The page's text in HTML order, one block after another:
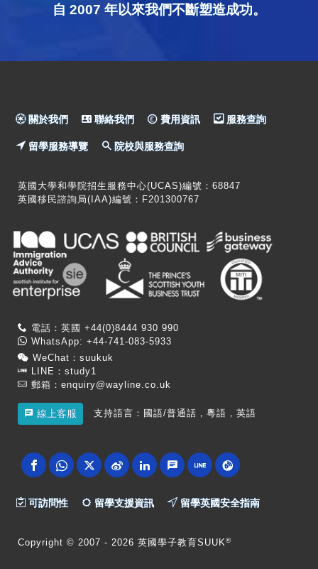
自 2007 年以來我們不斷塑造成功。
關於我們 聯絡我們 費用資訊 服務查詢
留學服務導覽 院校與服務查詢
英國大學和學院招生服務中心(UCAS)編號：68847
英國移民諮詢局(IAA)編號：F201300767
電話：英國 +44(0)8444 930 990
WhatsApp: +44-741-083-5933
WeChat：suukuk
LINE：study1
郵箱： enquiry@wayline.co.uk
線上客服 支持語言：國語/普通話，粵語，英語
可訪問性 留學支援資訊 留學英國安全指南
Copyright © 2007 - 2026 英國學子教育SUUK®